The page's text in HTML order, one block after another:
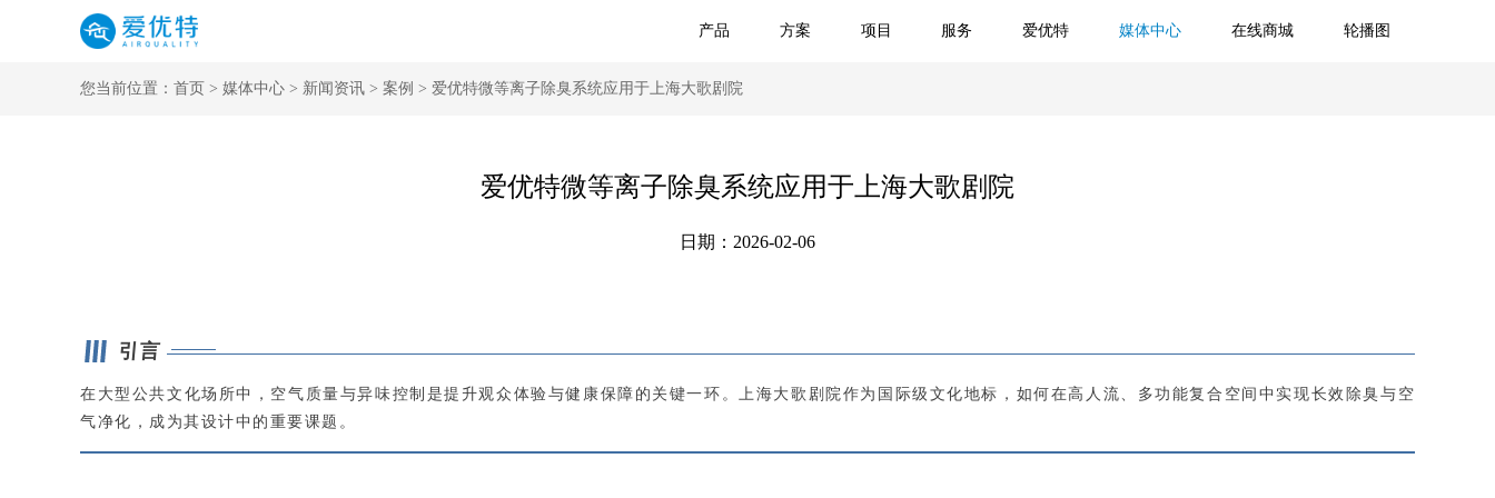
产品 方案 项目 服务 爱优特 媒体中心 在线商城 轮播图
您当前位置： 首页 > 媒体中心 > 新闻资讯 > 案例 > 爱优特微等离子除臭系统应用于上海大歌剧院
爱优特微等离子除臭系统应用于上海大歌剧院
日期：2026-02-06
引言
在大型公共文化场所中，空气质量与异味控制是提升观众体验与健康保障的关键一环。上海大歌剧院作为国际级文化地标，如何在高人流、多功能复合空间中实现长效除臭与空
气净化，成为其设计中的重要课题。